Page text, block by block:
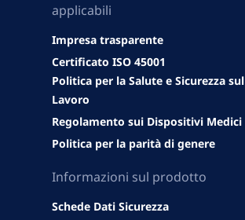
applicabili
Impresa trasparente
Certificato ISO 45001
Politica per la Salute e Sicurezza sul
Lavoro
Regolamento sui Dispositivi Medici
Politica per la parità di genere
Informazioni sul prodotto
Schede Dati Sicurezza